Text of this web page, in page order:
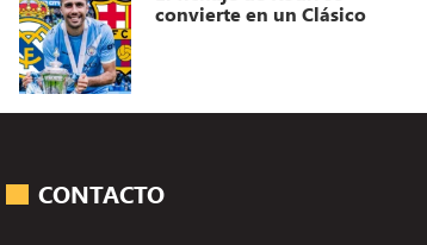
convierte en un Clásico
CONTACTO